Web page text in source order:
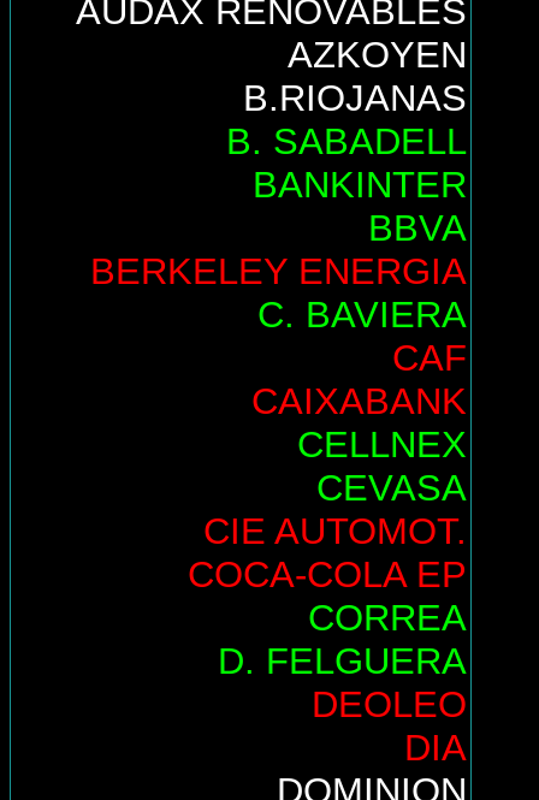
AUDAX RENOVABLES
AZKOYEN
B.RIOJANAS
B. SABADELL
BANKINTER
BBVA
BERKELEY ENERGIA
C. BAVIERA
CAF
CAIXABANK
CELLNEX
CEVASA
CIE AUTOMOT.
COCA-COLA EP
CORREA
D. FELGUERA
DEOLEO
DIA
DOMINION